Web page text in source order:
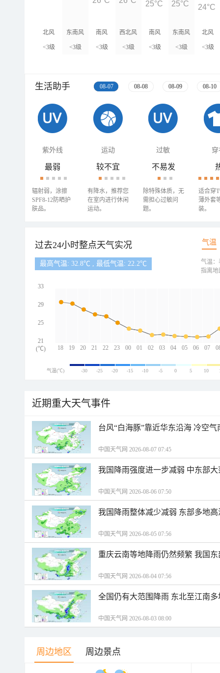
北风
<3级
东南风
<3级
南风
<3级
西北风
<3级
南风
<3级
东南风
<3级
北风
<3级
25°C 25°C 24°C
生活助手 08-07 08-08 08-09 08-10
紫外线 运动 过敏 穿
最弱
辐射弱，涂擦
SPF8-12防晒护
肤品。
较不宜
有降水，推荐您
在室内进行休闲
运动。
不易发
除特殊体质，无
需担心过敏问
题。
适合穿
薄外套
装。
过去24小时整点天气实况 气温
最高气温: 32.8℃ , 最低气温: 22.2℃
18 19 20 21 22 23 00 01 02 03 04 05 06 07
33
29
25
21
(℃)
气温：
指离地
气温(℃) -30 -25 -20 -15 -10 -5 0 5 10
近期重大天气事件
台风“白海豚”靠近华东沿海 冷空
中国天气网 2026-08-07 07:45
我国降雨强度进一步减弱 中东部
中国天气网 2026-08-06 07:50
我国降雨整体减少减弱 东部多地
中国天气网 2026-08-05 07:56
重庆云南等地降雨仍然频繁 我国
中国天气网 2026-08-04 07:56
全国仍有大范围降雨 东北至江南
中国天气网 2026-08-03 08:00
周边地区 周边景点